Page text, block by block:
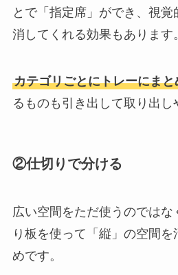
とで「指定席」ができ、視
消してくれる効果もあります。
カテゴリごとにトレーにまと
るものも引き出して取り出し
②仕切りで分ける
広い空間をただ使うのではな
り板を使って「縦」の空間
めです。